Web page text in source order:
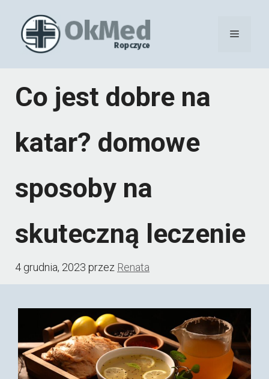
Menu
Co jest dobre na
katar? domowe
sposoby na
skuteczną leczenie
4 grudnia, 2023 przez Renata